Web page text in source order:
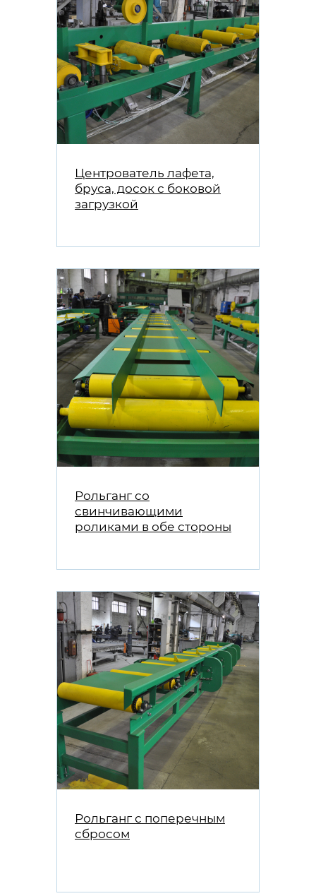
Центрователь лафета,
бруса, досок с боковой
загрузкой
Рольганг со
свинчивающими
роликами в обе стороны
Рольганг с поперечным
сбросом